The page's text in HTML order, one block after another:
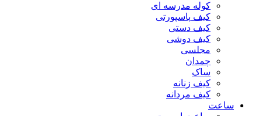
کوله مدرسه ای
کیف پاسپورتی
کیف دستی
کیف دوشی
مجلسی
چمدان
ساک
کیف زنانه
کیف مردانه
ساعت